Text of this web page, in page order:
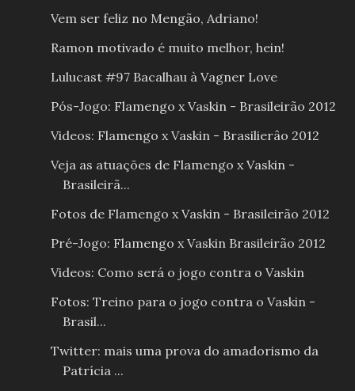
Vem ser feliz no Mengão, Adriano!
Ramon motivado é muito melhor, hein!
Lulucast #97 Bacalhau à Vagner Love
Pós-Jogo: Flamengo x Vaskin - Brasileirão 2012
Videos: Flamengo x Vaskin - Brasilierâo 2012
Veja as atuações de Flamengo x Vaskin -
Brasileirã...
Fotos de Flamengo x Vaskin - Brasileirão 2012
Pré-Jogo: Flamengo x Vaskin Brasileirão 2012
Videos: Como será o jogo contra o Vaskin
Fotos: Treino para o jogo contra o Vaskin -
Brasil...
Twitter: mais uma prova do amadorismo da
Patrícia ...